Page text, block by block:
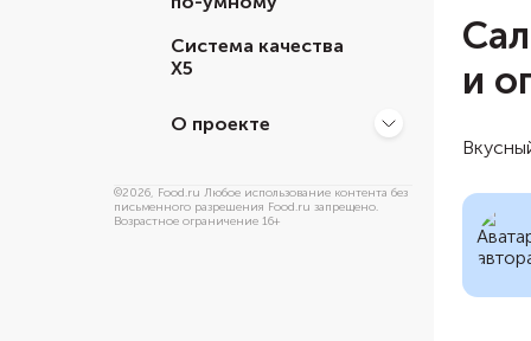
Система качества
Х5
О проекте
©2026, Food.ru Любое использование контента без
письменного разрешения Food.ru запрещено.
Возрастное ограничение 16+
и